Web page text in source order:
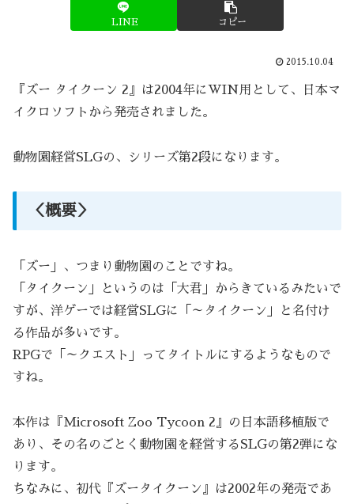
LINE コピー
2015.10.04
『ズー タイクーン 2』は2004年にWIN用として、日本マ
イクロソフトから発売されました。
動物園経営SLGの、シリーズ第2段になります。
＜概要＞
「ズー」、つまり動物園のことですね。
「タイクーン」というのは「大君」からきているみたいで
すが、洋ゲーでは経営SLGに「～タイクーン」と名付け
る作品が多いです。
RPGで「～クエスト」ってタイトルにするようなもので
すね。
本作は『Microsoft Zoo Tycoon 2』の日本語移植版で
あり、その名のごとく動物園を経営するSLGの第2弾にな
ります。
ちなみに、初代『ズータイクーン』は2002年の発売であ